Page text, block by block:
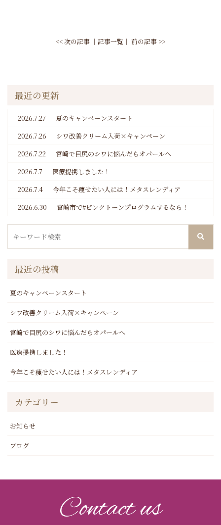
<< 次の記事 │ 記事一覧 │ 前の記事 >>
最近の更新
2026.7.27
夏のキャンペーンスタート
2026.7.26
シワ改善クリーム入荷×キャンペーン
2026.7.22
宮崎で目尻のシワに悩んだらオパールへ
2026.7.7
医療提携しました！
2026.7.4
今年こそ痩せたい人には！メタスレンディア
2026.6.30
宮崎市で#ピンクトーンプログラムするなら！
最近の投稿
夏のキャンペーンスタート
シワ改善クリーム入荷×キャンペーン
宮崎で目尻のシワに悩んだらオパールへ
医療提携しました！
今年こそ痩せたい人には！メタスレンディア
カテゴリー
お知らせ
ブログ
Contact us